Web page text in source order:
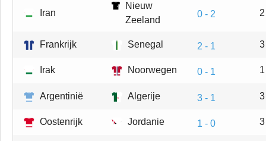
Iran
Nieuw
Zeeland
0 - 2
Frankrijk Senegal 2 - 1
Irak Noorwegen 0 - 1
Argentinië Algerije 3 - 1
Oostenrijk Jordanie 1 - 0